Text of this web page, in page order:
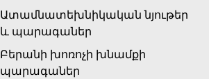
Ատամնատեխնիկական նյութեր
և պարագաներ
Բերանի խոռոչի խնամքի
պարագաներ